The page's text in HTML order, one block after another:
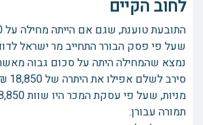
לחוב הקיים
נמצא שהמחילה היתה על סכום גבוה מאשר
תמורה עבורן.